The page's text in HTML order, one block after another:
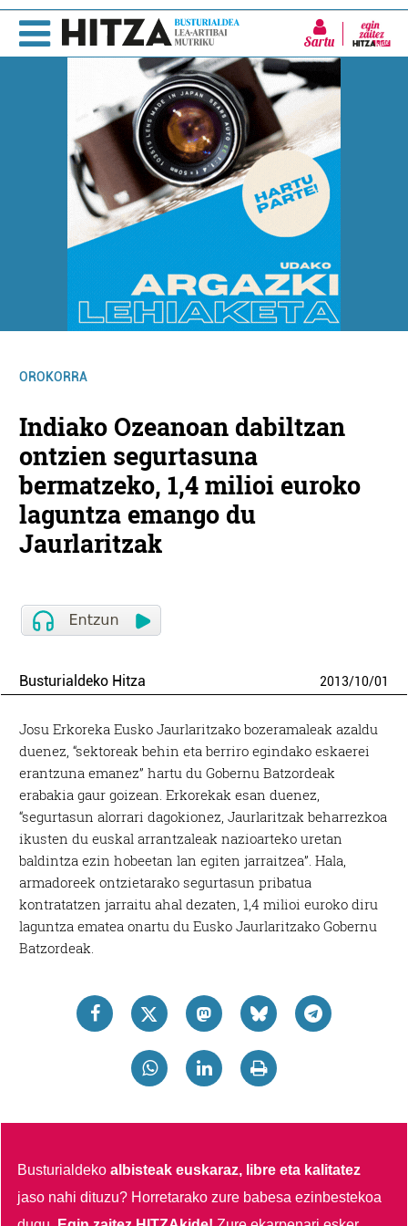
Sartu
OROKORRA
Indiako Ozeanoan dabiltzan
ontzien segurtasuna
bermatzeko, 1,4 milioi euroko
laguntza emango du
Jaurlaritzak
Busturialdeko Hitza 2013/10/01
Josu Erkoreka Eusko Jaurlaritzako bozeramaleak azaldu
duenez, “sektoreak behin eta berriro egindako eskaerei
erantzuna emanez” hartu du Gobernu Batzordeak
erabakia gaur goizean. Erkorekak esan duenez,
“segurtasun alorrari dagokionez, Jaurlaritzak beharrezkoa
ikusten du euskal arrantzaleak nazioarteko uretan
baldintza ezin hobeetan lan egiten jarraitzea”. Hala,
armadoreek ontzietarako segurtasun pribatua
kontratatzen jarraitu ahal dezaten, 1,4 milioi euroko diru
laguntza ematea onartu du Eusko Jaurlaritzako Gobernu
Batzordeak.
Busturialdekoalbisteak euskaraz, libre eta kalitatez
jaso nahi dituzu? Horretarako zure babesa ezinbestekoa